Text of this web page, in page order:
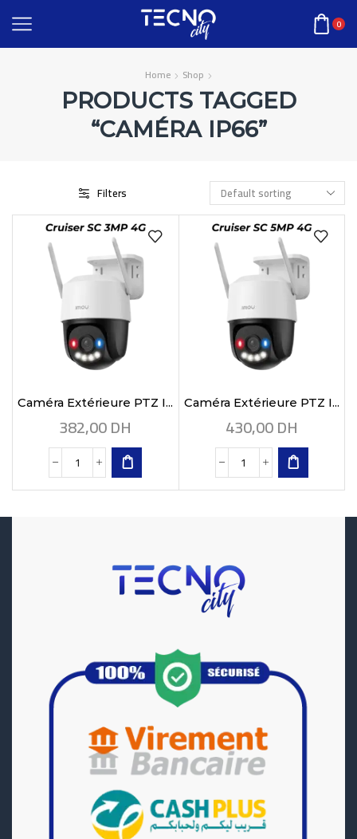
0
Home Shop
PRODUCTS TAGGED
“CAMÉRA IP66”
Filters
Caméra Extérieure PTZ I...
382,00DH
Caméra Extérieure PTZ I...
430,00DH